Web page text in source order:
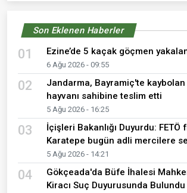
Son Eklenen Haberler
01 Ezine’de 5 kaçak göçmen
6 Ağu 2026 - 09:55
02
Jandarma, Bayramiç'te
hayvanı sahibine teslim etti
5 Ağu 2026 - 16:25
03
İçişleri Bakanlığı Duyurdu: FETÖ
Karatepe bugün adli mercilere
5 Ağu 2026 - 14:21
04
Gökçeada'da Büfe İhalesi
Kiracı Suç Duyurusunda Bulundu